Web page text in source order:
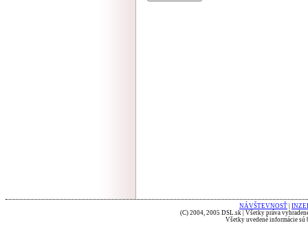
NÁVŠTEVNOSŤ
(C) 2004, 2005 DSL.sk | Všetky práva
Všetky uvedené informácie sú